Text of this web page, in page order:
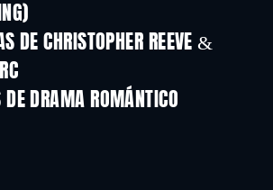
DE CHRISTOPHER REEVE &
DE DRAMA ROMÁNTICO